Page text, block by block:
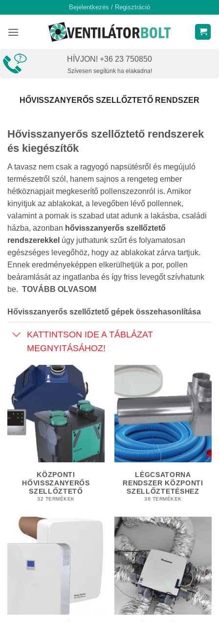
content
Bejelentkezés / Regisztráció
HÍVJON! +36 23 750850
Szívesen segítünk ha elakadna!
HŐVISSZANYERŐS SZELLŐZTETŐ RENDSZER
Hővisszanyerős szellőztető rendszerek
és kiegészítők
A tavasz nem csak a ragyogó napsütésről és megújuló
természetről szól, hanem sajnos a rengeteg ember
hétköznapjait megkeserítő pollenszezonról is. Amikor
kinyitjuk az ablakokat, a levegőben lévő pollennek,
valamint a pornak is szabad utat adunk a lakásba, családi
házba, azonban hővisszanyerős szellőztető
rendszerekkel úgy juthatunk szűrt és folyamatosan
egészséges levegőhöz, hogy az ablakokat zárva tartjuk.
Ennek eredményeképpen elkerülhetjük a por, pollen
beáramlását az ingatlanba és így friss levegőt szívhatunk
be. TOVÁBB OLVASOM
Hővisszanyerős szellőztető gépek összehasonlítása
KATTINTSON IDE A TÁBLÁZAT
MEGNYITÁSÁHOZ!
KÖZPONTI
HŐVISSZANYERŐS
SZELLŐZTETŐ
32 TERMÉKEK
LÉGCSATORNA
RENDSZER KÖZPONTI
SZELLŐZTETÉSHEZ
38 TERMÉKEK